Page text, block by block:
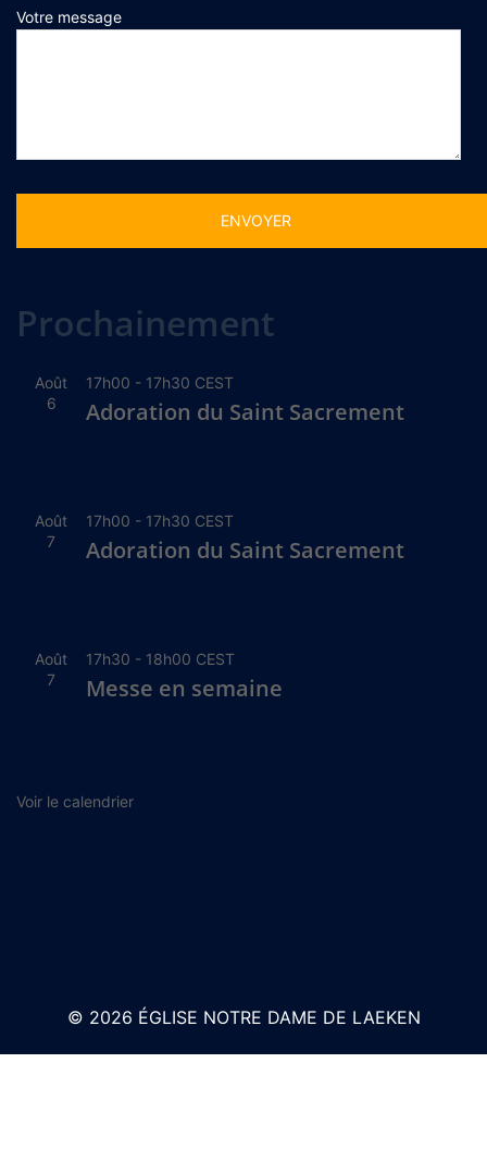
Votre message
Prochainement
Août
6
17h00 - 17h30 CEST
Adoration du Saint Sacrement
Août
7
17h00 - 17h30 CEST
Adoration du Saint Sacrement
Août
7
17h30 - 18h00 CEST
Messe en semaine
Voir le calendrier
© 2026 ÉGLISE NOTRE DAME DE LAEKEN